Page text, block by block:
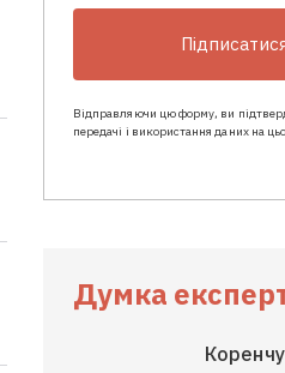
Відправляючи цю форму, ви
передачі і використання даних на
Думка